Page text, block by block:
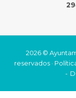
2026 ©
reservados ·